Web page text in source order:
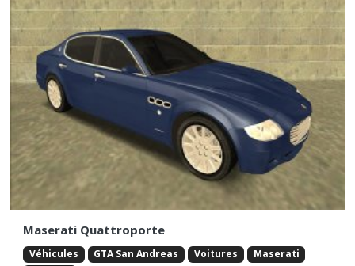
Maserati Quattroporte
Véhicules GTA San Andreas Voitures
Maserati